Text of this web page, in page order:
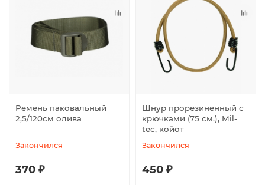
Ремень паковальный
2,5/120см олива
Закончился
370 ₽
Шнур прорезиненный с
крючками (75 см.), Mil-
tec, койот
Закончился
450 ₽